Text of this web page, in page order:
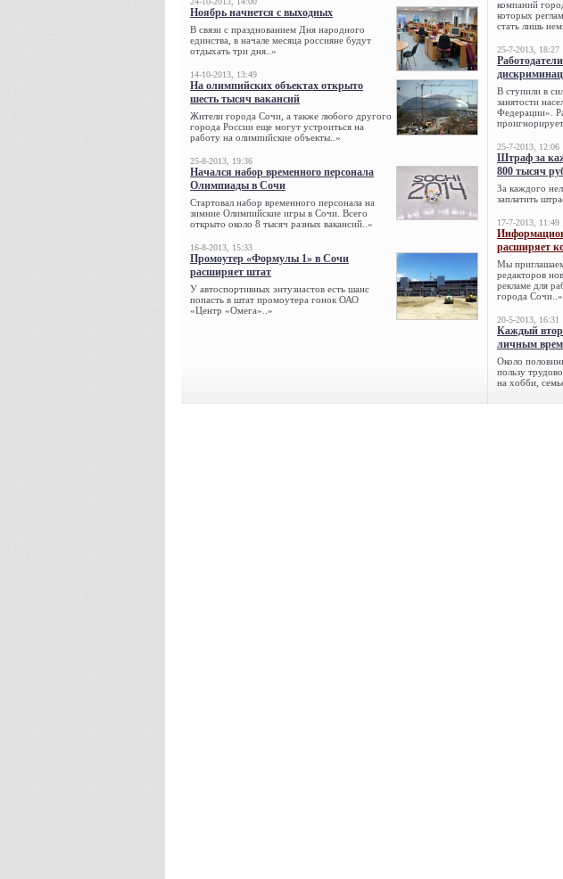
Ноябрь начнется с выходных
В связи с празднованием Дня народного
единства, в начале месяца россияне будут
отдыхать три дня..»
14-10-2013, 13:49
На олимпийских объектах открыто
шесть тысяч вакансий
Жители города Сочи, а также любого другого
города России еще могут устроиться на
работу на олимпийские объекты..»
25-8-2013, 19:36
Начался набор временного персонала
Олимпиады в Сочи
Стартовал набор временного персонала на
зимние Олимпийские игры в Сочи. Всего
открыто около 8 тысяч разных вакансий..»
16-8-2013, 15:33
Промоутер «Формулы 1» в Сочи
расширяет штат
У автоспортивных энтузиастов есть шанс
попасть в штат промоутера гонок ОАО
«Центр «Омега»..»
компаний
которых
стать лишь
25-7-2013, 18:27
В ступили в
занятости
Федерации».
25-7-2013, 12:06
Штраф за
800 тысяч
За каждого
заплатить
17-7-2013, 11:49
расширяет
Мы
редакторов
рекламе для
города Сочи..»
20-5-2013, 16:31
Каждый
личным
Около
пользу
на хобби,